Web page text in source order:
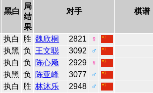
黑白
局
结
果
对手 棋谱
执白 胜 魏欣桐 2821
♀
执黑 负 王文聪 3092
♂
执白 负 陈心飏 2929
♀
执黑 负 陈亚峰 3077
♂
执白 胜 林沐乐 2948
♂